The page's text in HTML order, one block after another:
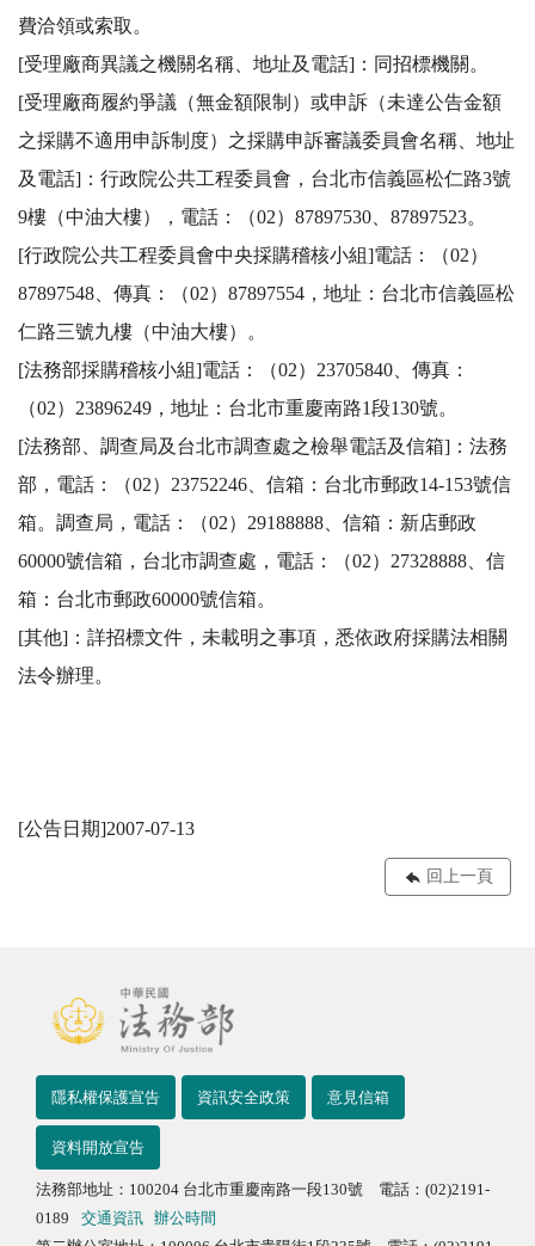
費洽領或索取。
[受理廠商異議之機關名稱、地址及電話]：同招標機關。
[受理廠商履約爭議（無金額限制）或申訴（未達公告金額
之採購不適用申訴制度）之採購申訴審議委員會名稱、地址
及電話]：行政院公共工程委員會，台北市信義區松仁路3號
9樓（中油大樓），電話：（02）87897530、87897523。
[行政院公共工程委員會中央採購稽核小組]電話：（02）
87897548、傳真：（02）87897554，地址：台北市信義區松
仁路三號九樓（中油大樓）。
[法務部採購稽核小組]電話：（02）23705840、傳真：
（02）23896249，地址：台北市重慶南路1段130號。
[法務部、調查局及台北市調查處之檢舉電話及信箱]：法務
部，電話：（02）23752246、信箱：台北市郵政14-153號信
箱。調查局，電話：（02）29188888、信箱：新店郵政
60000號信箱，台北市調查處，電話：（02）27328888、信
箱：台北市郵政60000號信箱。
[其他]：詳招標文件，未載明之事項，悉依政府採購法相關
法令辦理。
[公告日期]2007-07-13
回上一頁
隱私權保護宣告 資訊安全政策 意見信箱
資料開放宣告
法務部地址：100204 台北市重慶南路一段130號 電話：(02)2191-
0189
交通資訊
辦公時間